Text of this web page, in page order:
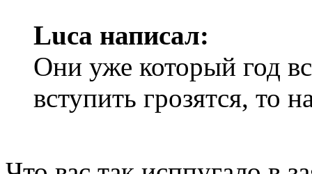
Luca написал:
Они уже который год
вступить грозятся, то